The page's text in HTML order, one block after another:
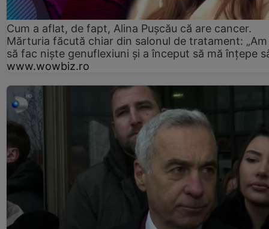
Cum a aflat, de fapt, Alina Pușcău că are cancer.
Mărturia făcută chiar din salonul de tratament:
să fac niște genuflexiuni și a început să mă înțepe
www.wowbiz.ro